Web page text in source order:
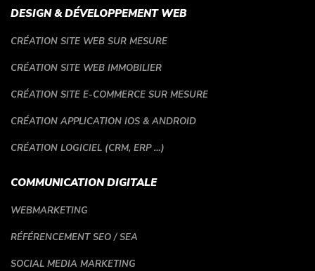
DESIGN & DÉVELOPPEMENT WEB
CRÉATION SITE WEB SUR MESURE
CRÉATION SITE WEB IMMOBILIER
CRÉATION SITE E-COMMERCE SUR MESURE
CRÉATION APPLICATION IOS & ANDROID
CRÉATION LOGICIEL (CRM, ERP …)
COMMUNICATION DIGITALE
WEBMARKETING
RÉFÉRENCEMENT SEO / SEA
SOCIAL MEDIA MARKETING